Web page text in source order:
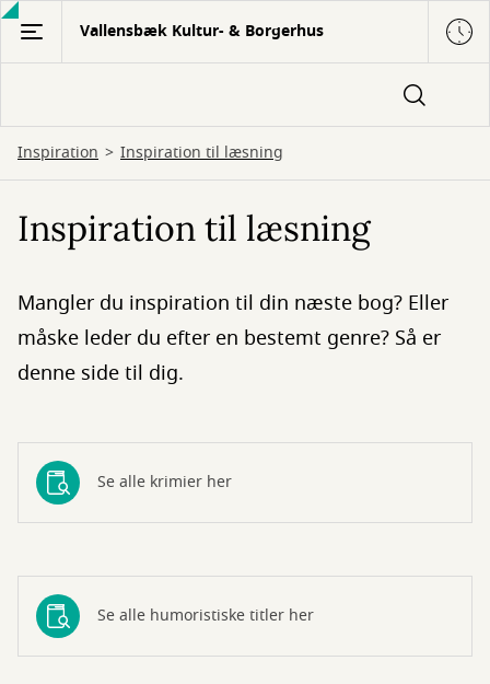
Gå
hovedindhold
Vallensbæk Kultur- & Borgerhus
Inspiration Inspiration til læsning
Inspiration til læsning
Mangler du inspiration til din næste bog? Eller
måske leder du efter en bestemt genre? Så er
denne side til dig.
Se alle krimier her
Se alle humoristiske titler her